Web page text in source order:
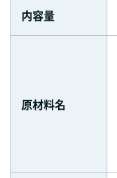
内容量
原材料名